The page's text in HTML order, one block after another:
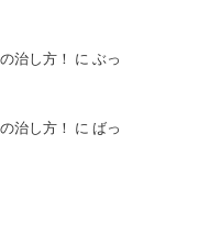
治し方！ に ぶっ
治し方！ に ばっ